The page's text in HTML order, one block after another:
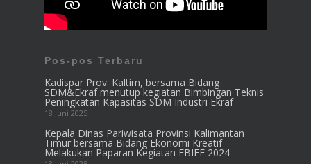
Pos-pos Terbaru
Kadispar Prov. Kaltim, bersama Bidang
SDM&Ekraf menutup kegiatan Bimbingan Teknis
Peningkatan Kapasitas SDM Industri Ekraf
18 Juni 2025
Kepala Dinas Pariwisata Provinsi Kalimantan
Timur bersama Bidang Ekonomi Kreatif
Melakukan Paparan Kegiatan EBIFF 2024